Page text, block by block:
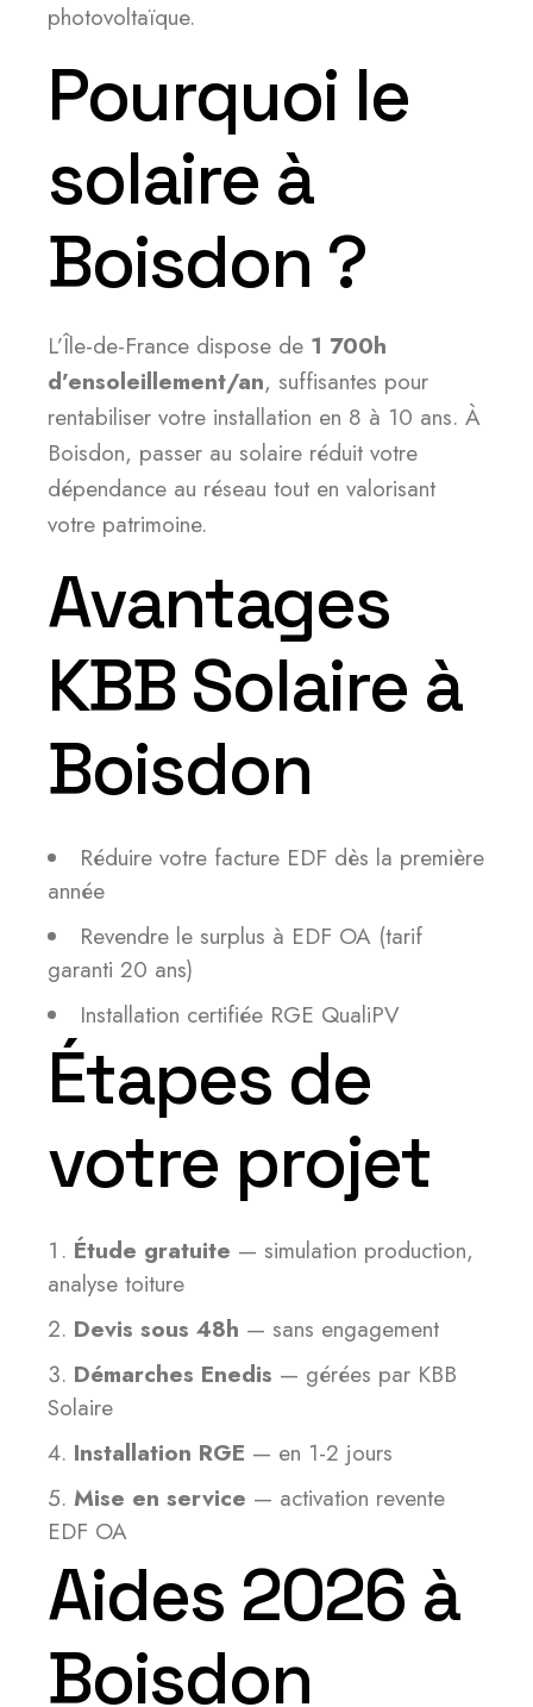
photovoltaïque.
Pourquoi le
solaire à
Boisdon ?
L’Île-de-France dispose de 1 700h
d’ensoleillement/an, suffisantes pour
rentabiliser votre installation en 8 à 10 ans. À
Boisdon, passer au solaire réduit votre
dépendance au réseau tout en valorisant
votre patrimoine.
Avantages
KBB Solaire à
Boisdon
Réduire votre facture EDF dès la première
année
Revendre le surplus à EDF OA (tarif
garanti 20 ans)
Installation certifiée RGE QualiPV
Étapes de
votre projet
Étude gratuite — simulation production,
analyse toiture
Devis sous 48h — sans engagement
Démarches Enedis — gérées par KBB
Solaire
Installation RGE — en 1-2 jours
Mise en service — activation revente
EDF OA
Aides 2026 à
Boisdon